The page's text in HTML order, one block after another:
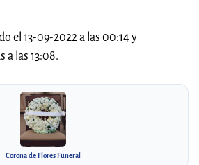
el 13-09-2022 a las 00:14 y
a las 13:08.
Corona de Flores Funeral